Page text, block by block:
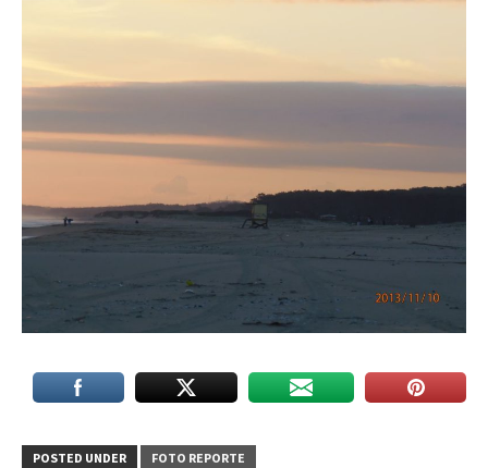
POSTED UNDER FOTO REPORTE